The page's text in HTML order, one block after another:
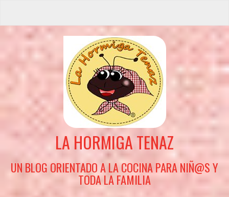
LA HORMIGA TENAZ
UN BLOG ORIENTADO A LA COCINA PARA NIÑ@S Y
TODA LA FAMILIA